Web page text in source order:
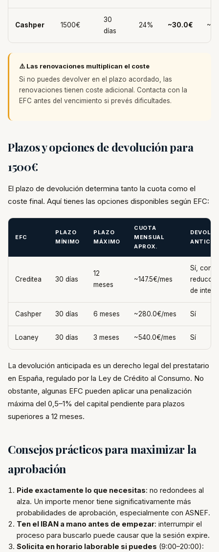
Cashper 1500€
30
días
24% ~30.0€
⚠️ Las renovaciones multiplican el coste
Si no puedes devolver en el plazo acordado, las
renovaciones tienen coste adicional. Contacta con la
EFC antes del vencimiento si prevés dificultades.
Plazos y opciones de devolución para
1500€
El plazo de devolución determina tanto la cuota como el
coste final. Aquí tienes las opciones disponibles según EFC:
EFC
PLAZO
MÍNIMO
PLAZO
MÁXIMO
CUOTA
MENSUAL
APROX.
Creditea 30 días
12
meses
~147.5€/mes
Sí, con
de
Cashper 30 días 6 meses ~280.0€/mes Sí
Loaney 30 días 3 meses ~540.0€/mes Sí
La devolución anticipada es un derecho legal del prestatario
en España, regulado por la Ley de Crédito al Consumo. No
obstante, algunas EFC pueden aplicar una penalización
máxima del 0,5–1% del capital pendiente para plazos
superiores a 12 meses.
Consejos prácticos para maximizar la
aprobación
Pide exactamente lo que necesitas: no redondees al
alza. Un importe menor tiene significativamente más
probabilidades de aprobación, especialmente con ASNEF.
Ten el IBAN a mano antes de empezar: interrumpir el
proceso para buscarlo puede causar que la sesión expire.
Solicita en horario laborable si puedes (9:00–20:00):